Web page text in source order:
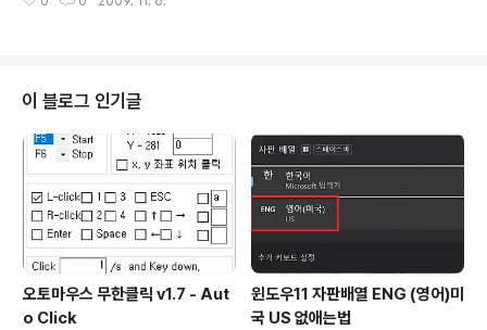
행할 때에는 자료가 실제로 기억되었는지 확인하지 못할 수 있다. 그래서 이런
각의 부분적 연결을 차단 가능. flags :: SHUT_RD 수신..
이 블로그 인기글
오토마우스 무한클릭 v1.7 - Aut
o Click
윈도우11 자판배열 ENG (영어)미
국 US 없애는법